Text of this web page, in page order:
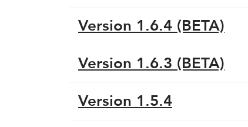
Version 1.6.4 (BETA)
Version 1.6.3 (BETA)
Version 1.5.4